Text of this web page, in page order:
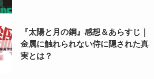
『太陽と月の鋼』感想＆あらすじ｜
金属に触れられない侍に隠された真
実とは？